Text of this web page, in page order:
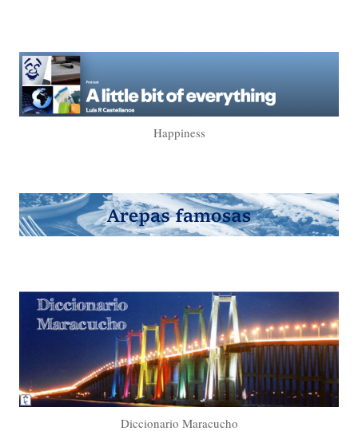
Happiness
Diccionario Maracucho